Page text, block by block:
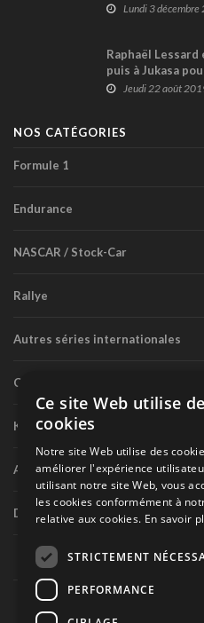
Lundi 3
Raphaël Lessard
puis à Jukasa
week-end suivant
Jeudi 22 août
NOS CATÉGORIES
Formule 1
Endurance
NASCAR / Stock-Car
Rallye
Autres séries internationales
Circuit routier canadien
Karting
Autres séries nationales
Divers
Tous droits réservés © Les
Ce site Web utilise
cookies
Notre site Web utilise des
améliorer l'expérience
utilisant notre site Web, vous
les cookies conformément à
relative aux cookies. En savoir
STRICTEMENT
PERFORMANCE